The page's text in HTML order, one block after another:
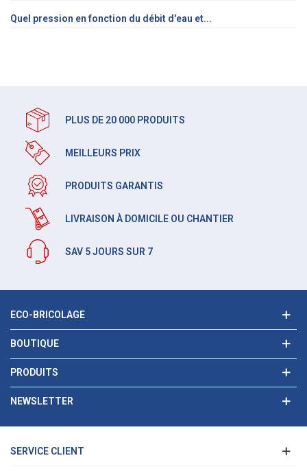
Quel pression en fonction du débit d'eau et...
PLUS DE 20 000 PRODUITS
MEILLEURS PRIX
PRODUITS GARANTIS
LIVRAISON À DOMICILE OU CHANTIER
SAV 5 JOURS SUR 7
ECO-BRICOLAGE
BOUTIQUE
PRODUITS
NEWSLETTER
SERVICE CLIENT